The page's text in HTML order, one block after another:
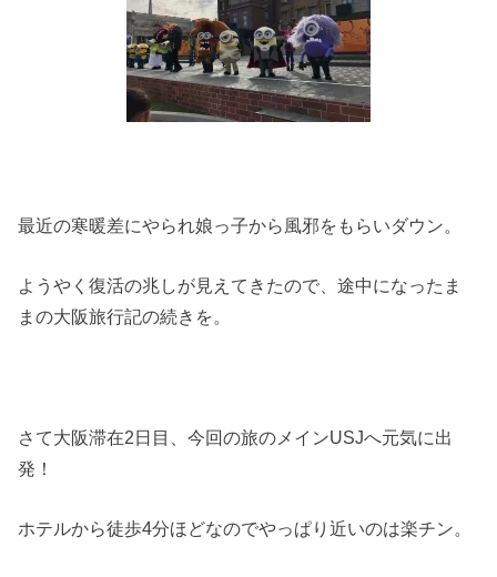
最近の寒暖差にやられ娘っ子から風邪をもらいダウン。
ようやく復活の兆しが見えてきたので、途中になったま
まの大阪旅行記の続きを。
さて大阪滞在2日目、今回の旅のメインUSJへ元気に出
発！
ホテルから徒歩4分ほどなのでやっぱり近いのは楽チン。